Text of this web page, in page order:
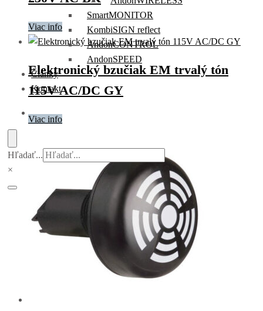
SmartMONITOR
KombiSIGN reflect
AndonCONTROL
AndonSPEED
Články
Kontakt
Hľadať...
×
Viac info
Elektronický bzučiak EM trvalý tón
115V AC/DC GY
Viac info